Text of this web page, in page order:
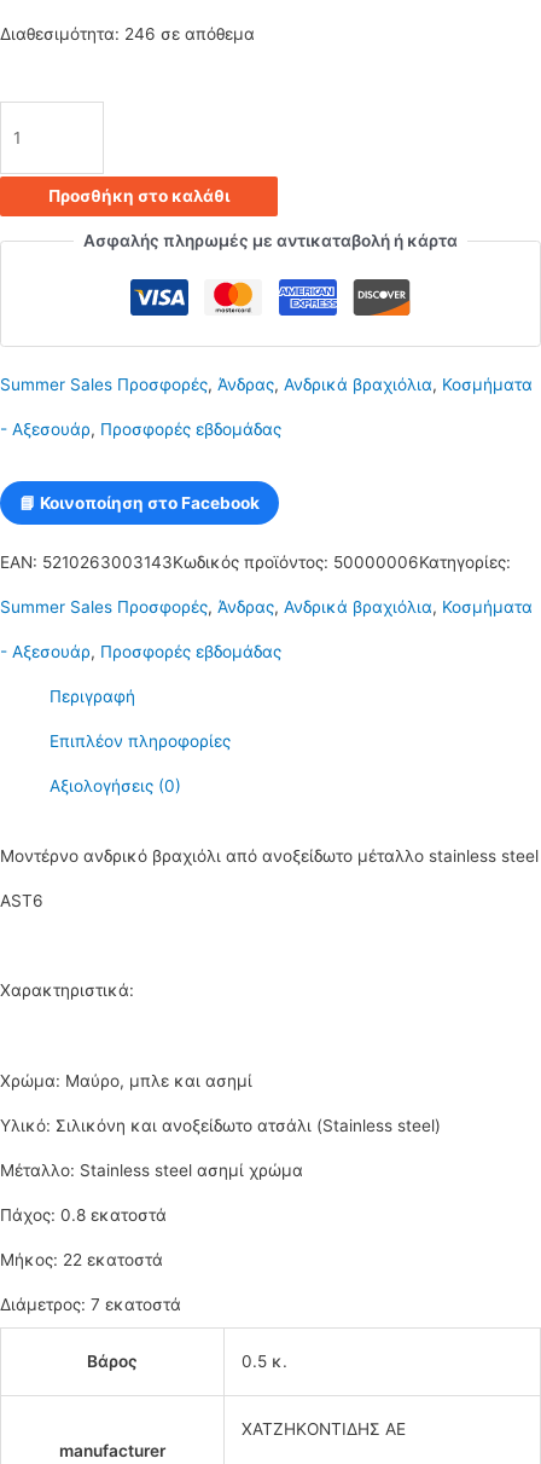
15.00€.είναι:
Διαθεσιμότητα: 246 σε απόθεμα
βραχιόλι
μέταλλο
stainless
steel
AST6
ποσότητα
Προσθήκη στο καλάθι
Ασφαλής πληρωμές με αντικαταβολή ή κάρτα
Summer Sales Προσφορές, Άνδρας, Ανδρικά βραχιόλια, Κοσμήματα
- Αξεσουάρ, Προσφορές εβδομάδας
📘 Κοινοποίηση στο Facebook
EAN: 5210263003143Κωδικός προϊόντος: 50000006Κατηγορίες:
Summer Sales Προσφορές, Άνδρας, Ανδρικά βραχιόλια, Κοσμήματα
- Αξεσουάρ, Προσφορές εβδομάδας
Περιγραφή
Επιπλέον πληροφορίες
Αξιολογήσεις (0)
Μοντέρνο ανδρικό βραχιόλι από ανοξείδωτο μέταλλο stainless steel
AST6
Χαρακτηριστικά:
Χρώμα: Μαύρο, μπλε και ασημί
Υλικό: Σιλικόνη και ανοξείδωτο ατσάλι (Stainless steel)
Μέταλλο: Stainless steel ασημί χρώμα
Πάχος: 0.8 εκατοστά
Μήκος: 22 εκατοστά
Διάμετρος: 7 εκατοστά
Βάρος 0.5 κ.
manufacturer
ΧΑΤΖΗΚΟΝΤΙΔΗΣ ΑΕ